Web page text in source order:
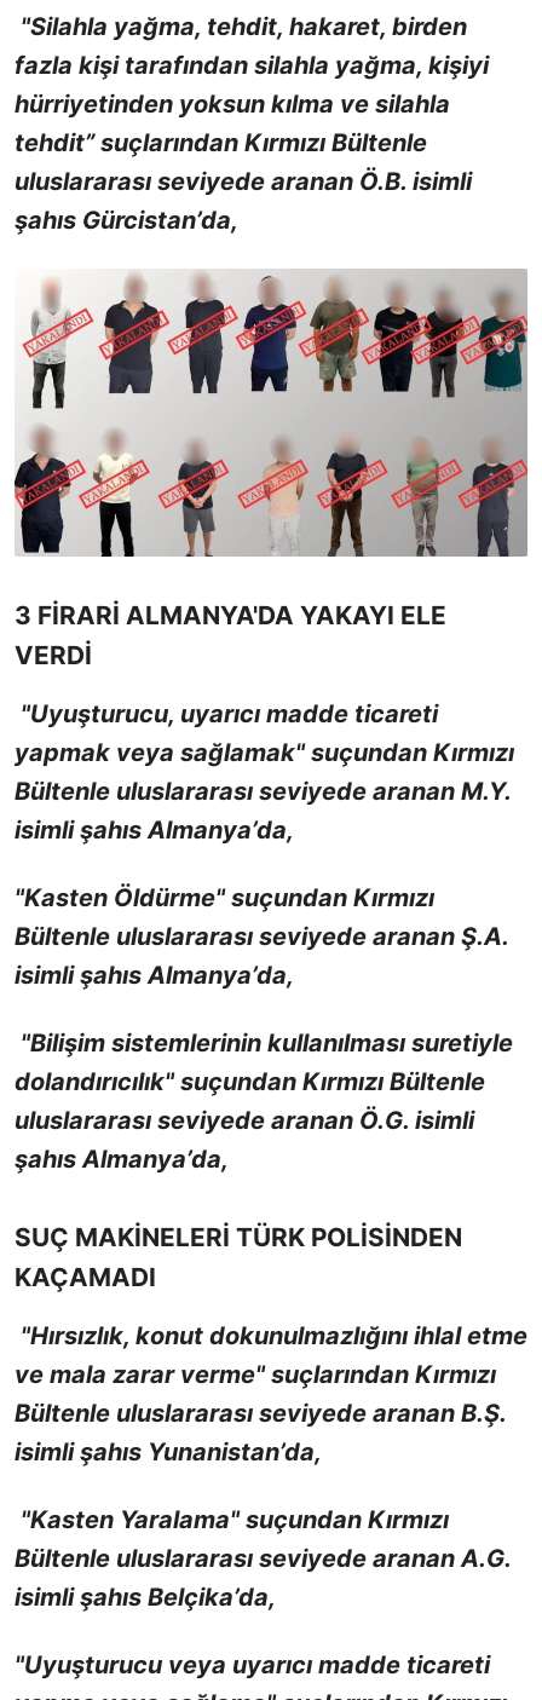
"Silahla yağma, tehdit, hakaret, birden
fazla kişi tarafından silahla yağma, kişiyi
hürriyetinden yoksun kılma ve silahla
tehdit” suçlarından Kırmızı Bültenle
uluslararası seviyede aranan Ö.B. isimli
şahıs Gürcistan’da,
3 FİRARİ ALMANYA'DA YAKAYI ELE
VERDİ
"Uyuşturucu, uyarıcı madde ticareti
yapmak veya sağlamak" suçundan Kırmızı
Bültenle uluslararası seviyede aranan M.Y.
isimli şahıs Almanya’da,
"Kasten Öldürme" suçundan Kırmızı
Bültenle uluslararası seviyede aranan Ş.A.
isimli şahıs Almanya’da,
"Bilişim sistemlerinin kullanılması suretiyle
dolandırıcılık" suçundan Kırmızı Bültenle
uluslararası seviyede aranan Ö.G. isimli
şahıs Almanya’da,
SUÇ MAKİNELERİ TÜRK POLİSİNDEN
KAÇAMADI
"Hırsızlık, konut dokunulmazlığını ihlal etme
ve mala zarar verme" suçlarından Kırmızı
Bültenle uluslararası seviyede aranan B.Ş.
isimli şahıs Yunanistan’da,
"Kasten Yaralama" suçundan Kırmızı
Bültenle uluslararası seviyede aranan A.G.
isimli şahıs Belçika’da,
"Uyuşturucu veya uyarıcı madde ticareti